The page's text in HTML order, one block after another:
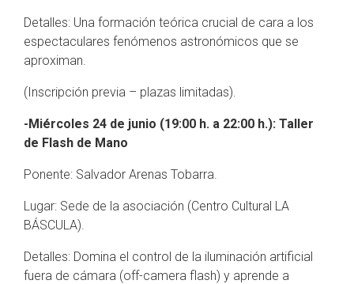
Detalles: Una formación teórica crucial de cara a los
espectaculares fenómenos astronómicos que se
aproximan.
(Inscripción previa – plazas limitadas).
-Miércoles 24 de junio (19:00 h. a 22:00 h.): Taller
de Flash de Mano
Ponente: Salvador Arenas Tobarra.
Lugar: Sede de la asociación (Centro Cultural LA
BÁSCULA).
Detalles: Domina el control de la iluminación artificial
fuera de cámara (off-camera flash) y aprende a